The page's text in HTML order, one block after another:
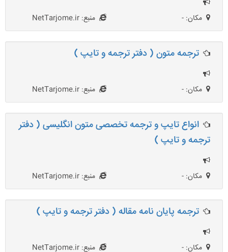
مکان: - منبع: NetTarjome.ir
ترجمه متون ( دفتر ترجمه و تایپ )
مکان: - منبع: NetTarjome.ir
انواع تایپ و ترجمه تخصصی متون انگلیسی ( دفتر
ترجمه و تایپ )
مکان: - منبع: NetTarjome.ir
ترجمه پایان نامه مقاله ( دفتر ترجمه و تایپ )
مکان: - منبع: NetTarjome.ir